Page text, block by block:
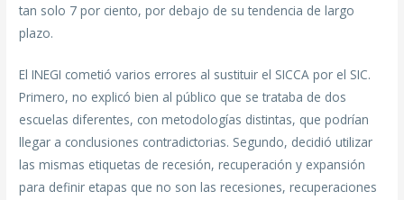
tan solo 7 por ciento, por debajo de su tendencia de largo
plazo.
El INEGI cometió varios errores al sustituir el SICCA por el SIC.
Primero, no explicó bien al público que se trataba de dos
escuelas diferentes, con metodologías distintas, que podrían
llegar a conclusiones contradictorias. Segundo, decidió utilizar
las mismas etiquetas de recesión, recuperación y expansión
para definir etapas que no son las recesiones, recuperaciones